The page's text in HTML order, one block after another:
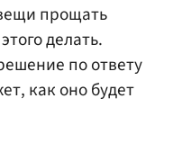
прощать
делать.
по ответу
как оно будет